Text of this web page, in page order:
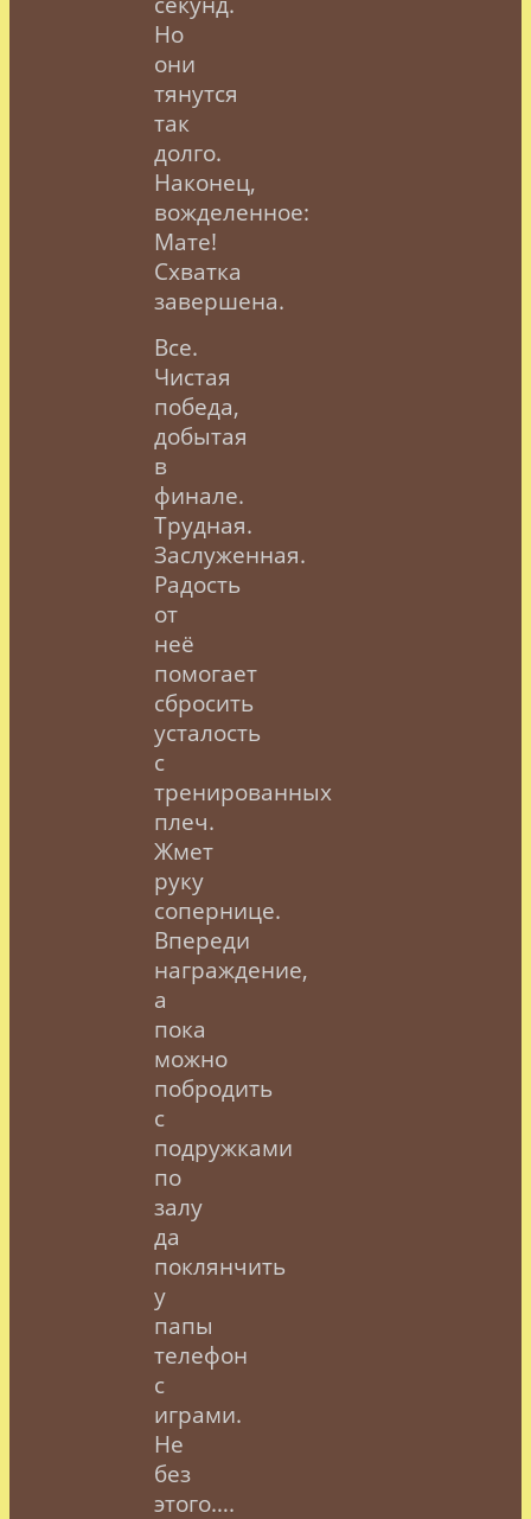
Но
они
тянутся
так
долго.
Наконец,
вожделенное:
Мате!
Схватка
завершена.
Все.
Чистая
победа,
добытая
в
финале.
Трудная.
Заслуженная.
Радость
от
неё
помогает
сбросить
усталость
с
тренированных
плеч.
Жмет
руку
сопернице.
Впереди
награждение,
а
пока
можно
побродить
с
подружками
по
залу
да
поклянчить
у
папы
телефон
с
играми.
Не
без
этого….